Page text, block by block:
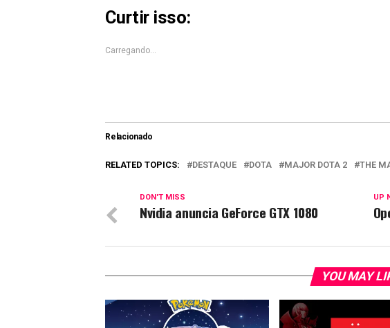
Curtir isso:
Carregando...
Relacionado
RELATED TOPICS: DESTAQUE DOTA MAJOR DOTA 2 THE
UP
DON'T MISS
Nvidia anuncia GeForce GTX 1080
YOU MAY